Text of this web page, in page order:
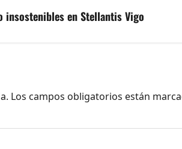
insostenibles en Stellantis Vigo
Los campos obligatorios están